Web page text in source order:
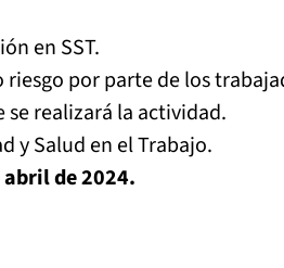
en SST.
por parte de los
realizará la actividad.
y Salud en el Trabajo.
abril de 2024.